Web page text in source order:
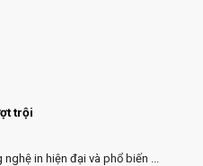
trội
in hiện đại và phổ biến ...